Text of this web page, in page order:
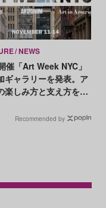
NEWS
催「Art Week NYC」
ギャラリーを発表。ア
楽しみ方と支え方を学
Recommended by